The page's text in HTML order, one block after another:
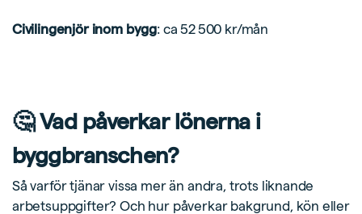
Civilingenjör inom bygg: ca 52 500 kr/mån
🤔 Vad påverkar lönerna i
byggbranschen?
Så varför tjänar vissa mer än andra, trots liknande
arbetsuppgifter? Och hur påverkar bakgrund, kön eller